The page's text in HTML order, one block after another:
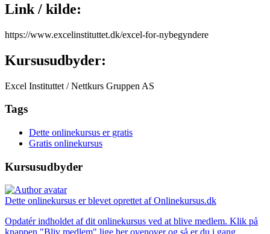
Link / kilde:
https://www.excelinstituttet.dk/excel-for-nybegyndere
Kursusudbyder:
Excel Instituttet / Nettkurs Gruppen AS
Tags
Dette onlinekursus er gratis
Gratis onlinekursus
Kursusudbyder
Dette onlinekursus er blevet oprettet af Onlinekursus.dk
Opdatér indholdet af dit onlinekursus ved at blive medlem. Klik på